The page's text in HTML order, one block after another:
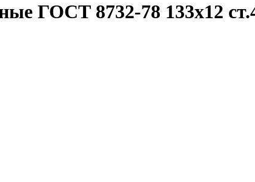
ГОСТ 8732-78 133x12